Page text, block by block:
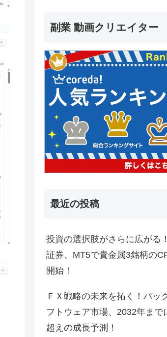
副業 動画クリエイター
最近の投稿
投資の選択肢がさらに広がる
証券、MT5で貴金属3銘柄の
開始！
ＦＸ戦略の未来を拓く！バッ
フトウェア市場、2032年まで
超えの成長予測！